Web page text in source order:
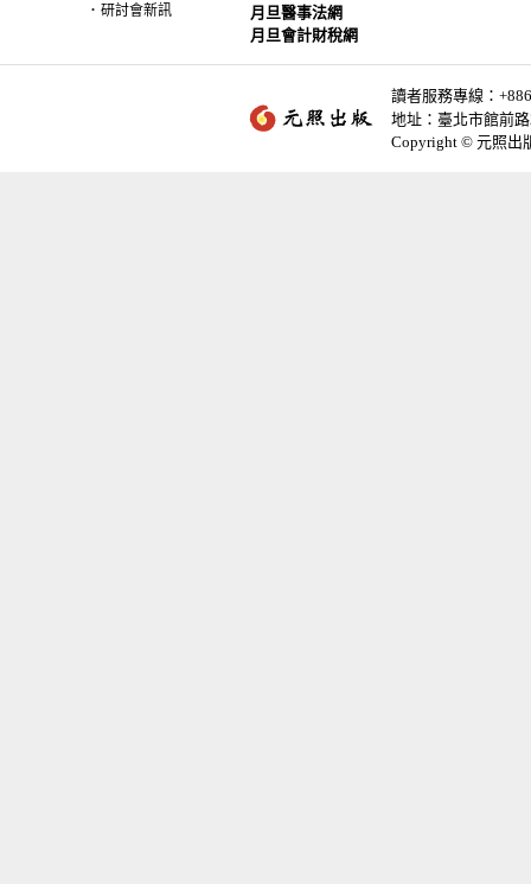
． 研討會新訊
月旦醫事法網
月旦會計財稅網
讀者服務專線：
地址：臺北市館前
Copyright © 元照出